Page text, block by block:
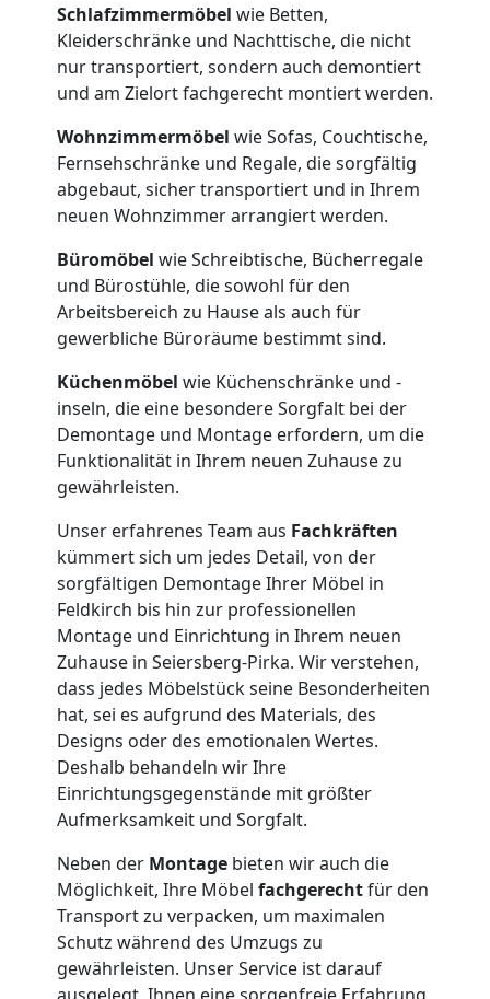
Schlafzimmermöbel wie Betten,
Kleiderschränke und Nachttische, die nicht
nur transportiert, sondern auch demontiert
und am Zielort fachgerecht montiert werden.
Wohnzimmermöbel wie Sofas, Couchtische,
Fernsehschränke und Regale, die sorgfältig
abgebaut, sicher transportiert und in Ihrem
neuen Wohnzimmer arrangiert werden.
Büromöbel wie Schreibtische, Bücherregale
und Bürostühle, die sowohl für den
Arbeitsbereich zu Hause als auch für
gewerbliche Büroräume bestimmt sind.
Küchenmöbel wie Küchenschränke und -
inseln, die eine besondere Sorgfalt bei der
Demontage und Montage erfordern, um die
Funktionalität in Ihrem neuen Zuhause zu
gewährleisten.
Unser erfahrenes Team aus Fachkräften
kümmert sich um jedes Detail, von der
sorgfältigen Demontage Ihrer Möbel in
Feldkirch bis hin zur professionellen
Montage und Einrichtung in Ihrem neuen
Zuhause in Seiersberg-Pirka. Wir verstehen,
dass jedes Möbelstück seine Besonderheiten
hat, sei es aufgrund des Materials, des
Designs oder des emotionalen Wertes.
Deshalb behandeln wir Ihre
Einrichtungsgegenstände mit größter
Aufmerksamkeit und Sorgfalt.
Neben der Montage bieten wir auch die
Möglichkeit, Ihre Möbel fachgerechtfür den
Transport zu verpacken, um maximalen
Schutz während des Umzugs zu
gewährleisten. Unser Service ist darauf
ausgelegt, Ihnen eine sorgenfreie Erfahrung
Umzugshelfer
Feldkirch
Möbeltaxi
Feldkirch
Kleintransport
Feldkirch
Möbelmontage
Feldkirch
Möbeltransport
Feldkirch
Beiladung
Feldkirch
Mini